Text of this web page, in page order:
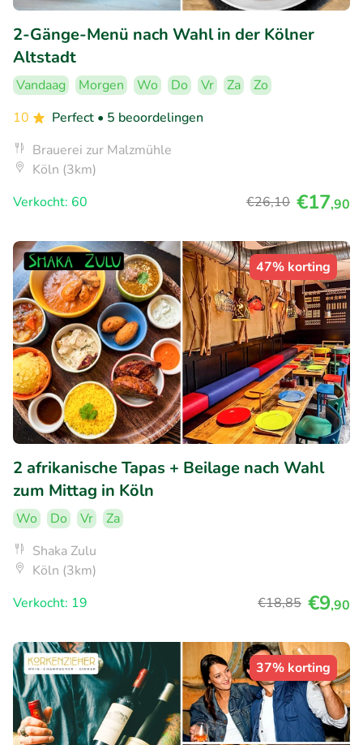
2-Gänge-Menü nach Wahl in der Kölner
Altstadt
Vandaag Morgen Wo Do Vr Za
Zo
10
Perfect • 5 beoordelingen
Brauerei zur Malzmühle
Köln (3km)
Verkocht: 60
€26,10 €17,90
47% korting
2 afrikanische Tapas + Beilage nach Wahl
zum Mittag in Köln
Wo Do Vr
Za
Shaka Zulu
Köln (3km)
Verkocht: 19
€18,85 €9,90
37% korting